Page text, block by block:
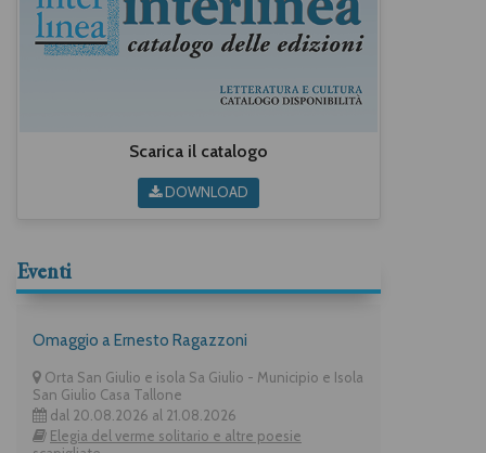
Scarica il catalogo
DOWNLOAD
Eventi
Omaggio a Ernesto Ragazzoni
Orta San Giulio e isola Sa Giulio - Municipio e Isola
San Giulio Casa Tallone
dal 20.08.2026 al 21.08.2026
Elegia del verme solitario e altre poesie